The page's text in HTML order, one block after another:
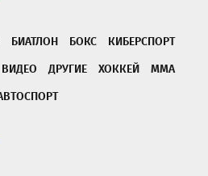
БИАТЛОН БОКС
КИБЕРСПОРТ
ВИДЕО ДРУГИЕ ХОККЕЙ
ММА